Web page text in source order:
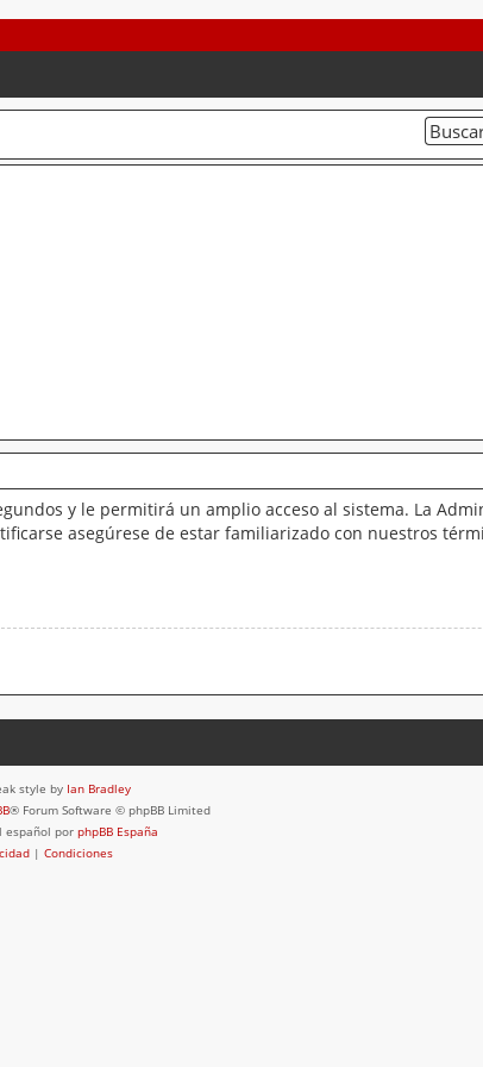
y le permitirá un amplio acceso al sistema. La
asegúrese de estar familiarizado con nuestros
style by Ian Bradley
® Forum Software © phpBB Limited
español por phpBB España
| Condiciones